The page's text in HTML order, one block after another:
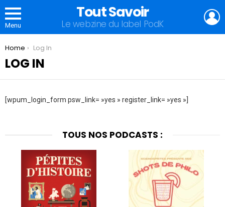
Menu
Tout Savoir
Le webzine du label PodK
You are here:
Home Log In
LOG IN
[wpum_login_form psw_link= »yes » register_link= »yes »]
TOUS NOS PODCASTS :